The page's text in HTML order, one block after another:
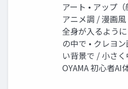
アート • アップ
アニメ調 / 漫画⾵
全⾝が⼊るよう
の中で • クレヨ
い背景で / ⼩さ
OYAMA 初⼼者AI